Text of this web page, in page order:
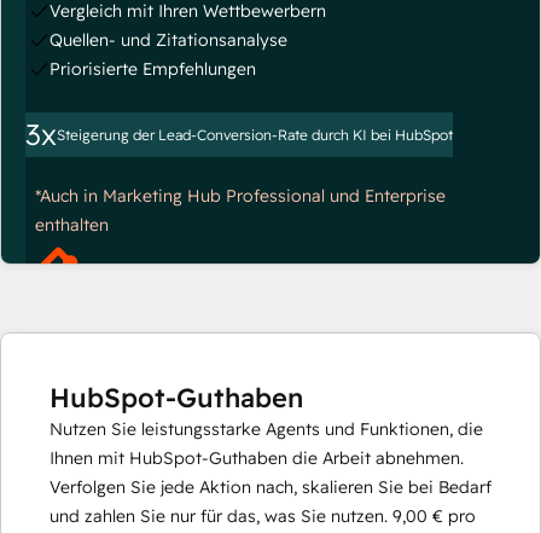
Vergleich mit Ihren Wettbewerbern
Quellen- und Zitationsanalyse
Priorisierte Empfehlungen
3xSteigerung der Lead-Conversion-Rate durch KI bei HubSpot
*Auch in Marketing Hub Professional und Enterprise
enthalten
HubSpot-Guthaben
Nutzen Sie leistungsstarke Agents und Funktionen, die
Ihnen mit HubSpot-Guthaben die Arbeit abnehmen.
Verfolgen Sie jede Aktion nach, skalieren Sie bei Bedarf
und zahlen Sie nur für das, was Sie nutzen. 9,00 € pro